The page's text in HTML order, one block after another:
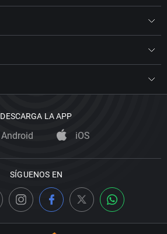
DESCARGA LA APP
Android iOS
SÍGUENOS EN